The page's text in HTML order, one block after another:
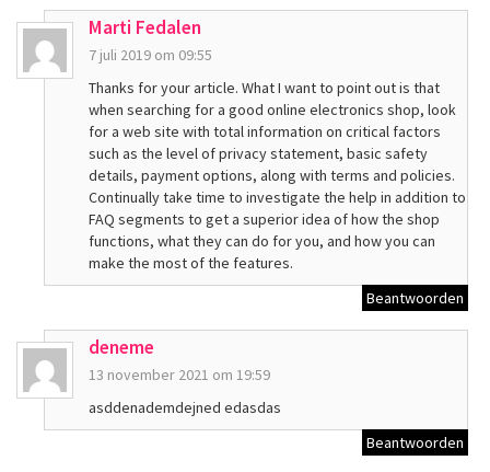
Marti Fedalen
7 juli 2019 om 09:55
Thanks for your article. What I want to point out is that
when searching for a good online electronics shop, look
for a web site with total information on critical factors
such as the level of privacy statement, basic safety
details, payment options, along with terms and policies.
Continually take time to investigate the help in addition to
FAQ segments to get a superior idea of how the shop
functions, what they can do for you, and how you can
make the most of the features.
Beantwoorden
deneme
13 november 2021 om 19:59
asddenademdejned edasdas
Beantwoorden